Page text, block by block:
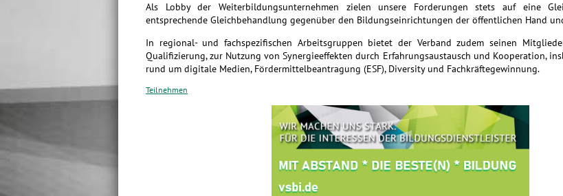
Als Lobby der Weiterbildungsunternehmen zielen unsere Forderungen stets auf eine
entsprechende Gleichbehandlung gegenüber den Bildungseinrichtungen der öffentlichen Hand
In regional- und fachspezifischen Arbeitsgruppen bietet der Verband zudem seinen
Qualifizierung, zur Nutzung von Synergieeffekten durch Erfahrungsaustausch und Kooperation,
rund um digitale Medien, Fördermittelbeantragung (ESF), Diversity und Fachkräftegewinnung.
Teilnehmen